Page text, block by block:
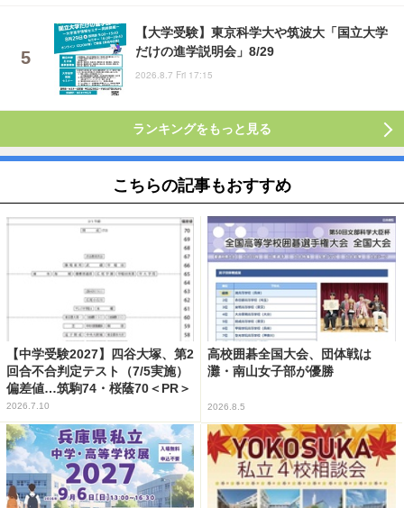
【大学受験】東京科学大や筑波大「国立大学
だけの進学説明会」8/29
2026.8.7 Fri 17:15
ランキングをもっと見る
こちらの記事もおすすめ
【中学受験2027】四谷大塚、第2
回合不合判定テスト（7/5実施）
偏差値…筑駒74・桜蔭70＜PR＞
2026.7.10
高校囲碁全国大会、団体戦は
灘・南山女子部が優勝
2026.8.5